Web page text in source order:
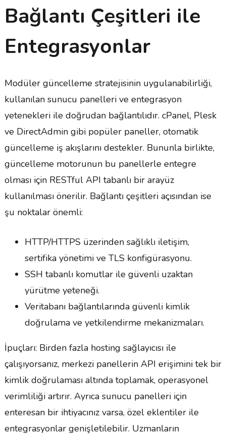
Bağlantı Çeşitleri ile
Entegrasyonlar
Modüler güncelleme stratejisinin uygulanabilirliği,
kullanılan sunucu panelleri ve entegrasyon
yetenekleri ile doğrudan bağlantılıdır. cPanel, Plesk
ve DirectAdmin gibi popüler paneller, otomatik
güncelleme iş akışlarını destekler. Bununla birlikte,
güncelleme motorunun bu panellerle entegre
olması için RESTful API tabanlı bir arayüz
kullanılması önerilir. Bağlantı çeşitleri açısından ise
şu noktalar önemli:
HTTP/HTTPS üzerinden sağlıklı iletişim,
sertifika yönetimi ve TLS konfigürasyonu.
SSH tabanlı komutlar ile güvenli uzaktan
yürütme yeteneği.
Veritabanı bağlantılarında güvenli kimlik
doğrulama ve yetkilendirme mekanizmaları.
İpuçları: Birden fazla hosting sağlayıcısı ile
çalışıyorsanız, merkezi panellerin API erişimini tek bir
kimlik doğrulaması altında toplamak, operasyonel
verimliliği artırır. Ayrıca sunucu panelleri için
enteresan bir ihtiyacınız varsa, özel eklentiler ile
entegrasyonlar genişletilebilir. Uzmanların